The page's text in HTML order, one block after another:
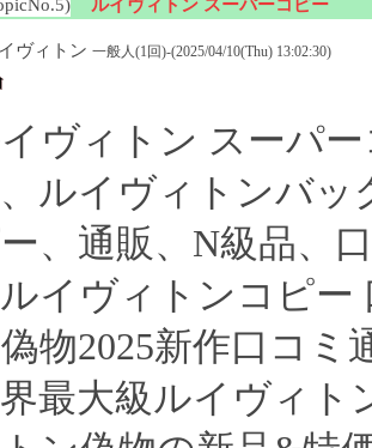
ルイヴィトン スーパーコピー
ヴィトン 一般人(1回)-(2025/04/10(Thu) 13:02:30)
ヴィトン スーパ
ルイヴィトンバ
、通販、N級品、
イヴィトンコピー
物2025新作口コ
最大級ルイヴィト